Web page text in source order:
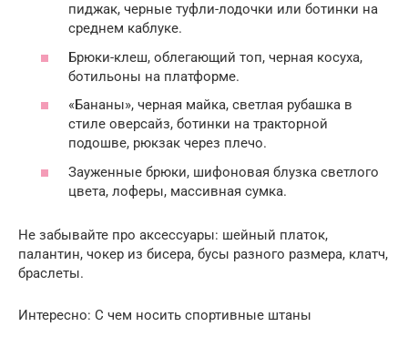
пиджак, черные туфли-лодочки или ботинки на
среднем каблуке.
Брюки-клеш, облегающий топ, черная косуха,
ботильоны на платформе.
«Бананы», черная майка, светлая рубашка в
стиле оверсайз, ботинки на тракторной
подошве, рюкзак через плечо.
Зауженные брюки, шифоновая блузка светлого
цвета, лоферы, массивная сумка.
Не забывайте про аксессуары: шейный платок,
палантин, чокер из бисера, бусы разного размера, клатч,
браслеты.
Интересно: С чем носить спортивные штаны